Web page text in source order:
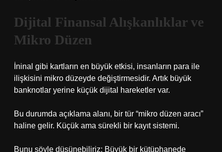
Dijital Finansal Alışkanlıklar ve
Mikro Düzen
İninal gibi kartların en büyük etkisi, insanların para ile
ilişkisini mikro düzeyde değiştirmesidir. Artık büyük
banknotlar yerine küçük dijital hareketler var.
Bu durumda açıklama alanı, bir tür “mikro düzen aracı”
haline gelir. Küçük ama sürekli bir kayıt sistemi.
Bunu şöyle düşünebiliriz: Büyük bir kütüphanede